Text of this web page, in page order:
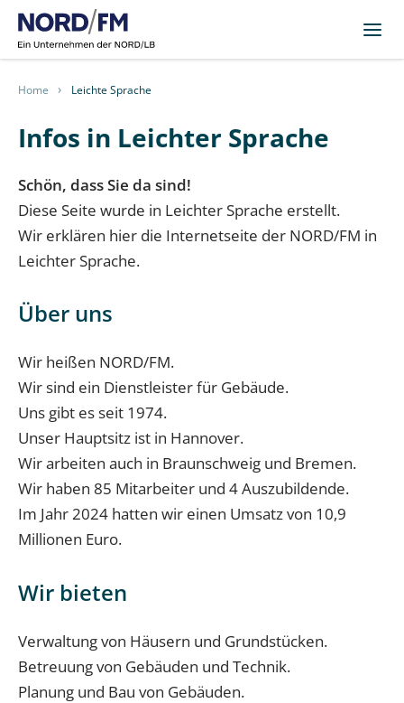
Home Leichte Sprache
Infos in Leichter Sprache
Schön, dass Sie da sind!
Diese Seite wurde in Leichter Sprache erstellt.
Wir erklären hier die Internetseite der NORD/FM in
Leichter Sprache.
Über uns
Wir heißen NORD/FM.
Wir sind ein Dienstleister für Gebäude.
Uns gibt es seit 1974.
Unser Hauptsitz ist in Hannover.
Wir arbeiten auch in Braunschweig und Bremen.
Wir haben 85 Mitarbeiter und 4 Auszubildende.
Im Jahr 2024 hatten wir einen Umsatz von 10,9
Millionen Euro.
Wir bieten
Verwaltung von Häusern und Grundstücken.
Betreuung von Gebäuden und Technik.
Planung und Bau von Gebäuden.